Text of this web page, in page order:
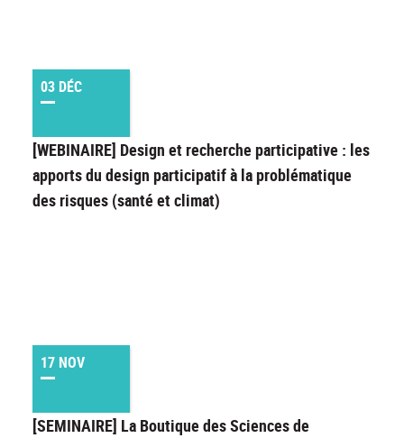
03 DÉC
[WEBINAIRE] Design et recherche participative : les
apports du design participatif à la problématique
des risques (santé et climat)
17 NOV
[SEMINAIRE] La Boutique des Sciences de